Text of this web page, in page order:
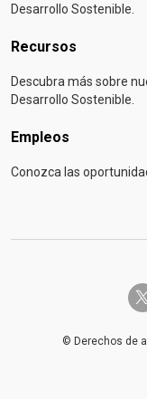
Desarrollo Sostenible.
Recursos
Descubra más sobre
Desarrollo Sostenible.
Empleos
Conozca las
© Derechos de